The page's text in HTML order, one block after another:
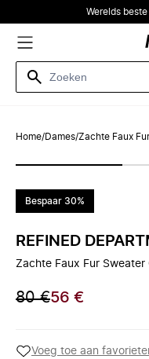
Werelds
Home/Dames/Zachte Faux
Bespaar 30%
REFINED
Zachte Faux Fur Sweater
80 €56 €
Voeg toe aan